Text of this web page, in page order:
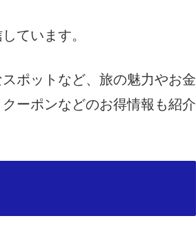
ています。
ポットなど、旅の魅力やお金
ーポンなどのお得情報も紹介